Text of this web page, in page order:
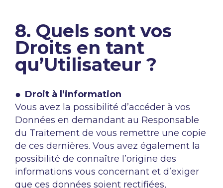
8. Quels sont vos
Droits en tant
qu’Utilisateur ?
Droit à l’information
Vous avez la possibilité d’accéder à vos
Données en demandant au Responsable
du Traitement de vous remettre une copie
de ces dernières. Vous avez également la
possibilité de connaître l’origine des
informations vous concernant et d’exiger
que ces données soient rectifiées,